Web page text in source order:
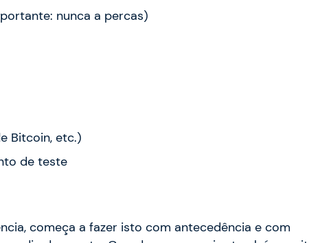
nunca a percas)
Bitcoin, etc.)
de teste
começa a fazer isto com antecedência e com